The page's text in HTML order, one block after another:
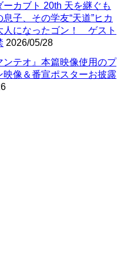
ーカブト 20th 天を継ぐも
子、その学友“天道”ヒカ
人になったゴン！ ゲスト
2026/05/28
ンテオ』本篇映像使用のプ
映像＆番宣ポスターお披露